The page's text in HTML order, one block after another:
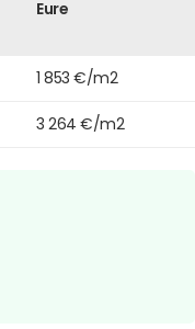
Eure
1 853 €/m2
3 264 €/m2